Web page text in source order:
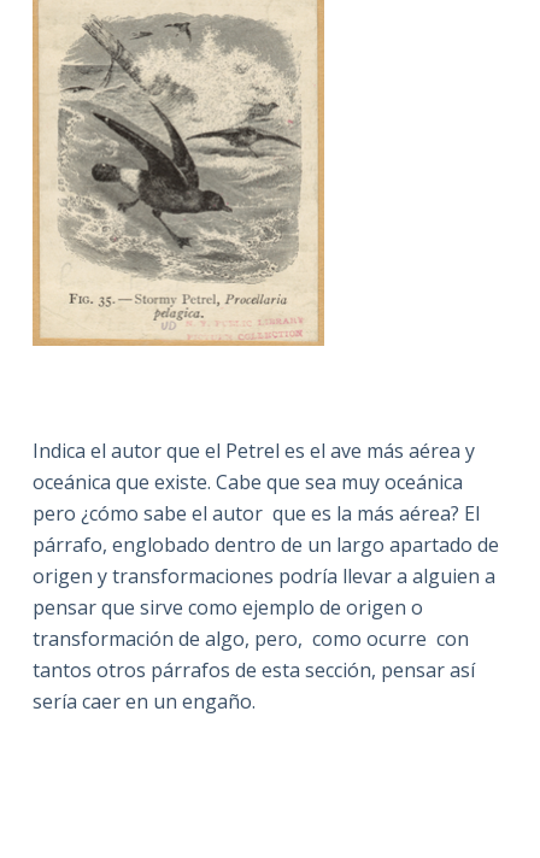
Indica el autor que el Petrel es el ave más aérea y
oceánica que existe. Cabe que sea muy oceánica
pero ¿cómo sabe el autor que es la más aérea? El
párrafo, englobado dentro de un largo apartado de
origen y transformaciones podría llevar a alguien a
pensar que sirve como ejemplo de origen o
transformación de algo, pero, como ocurre con
tantos otros párrafos de esta sección, pensar así
sería caer en un engaño.